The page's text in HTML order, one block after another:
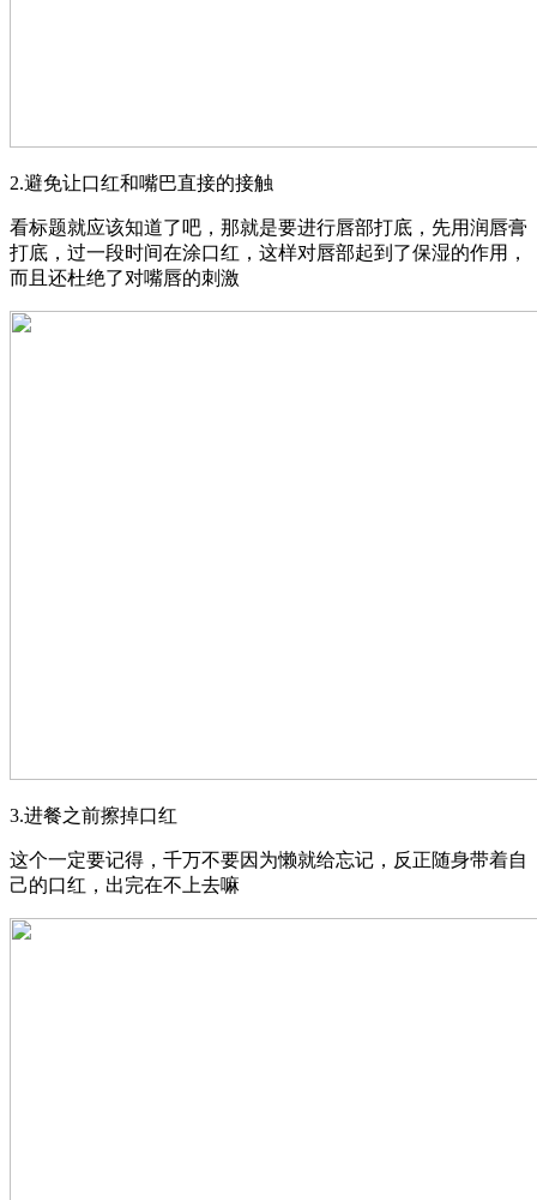
2.避免让口红和嘴巴直接的接触
看标题就应该知道了吧，那就是要进行唇部打底，先用润唇膏
打底，过一段时间在涂口红，这样对唇部起到了保湿的作用，
而且还杜绝了对嘴唇的刺激
3.进餐之前擦掉口红
这个一定要记得，千万不要因为懒就给忘记，反正随身带着自
己的口红，出完在不上去嘛